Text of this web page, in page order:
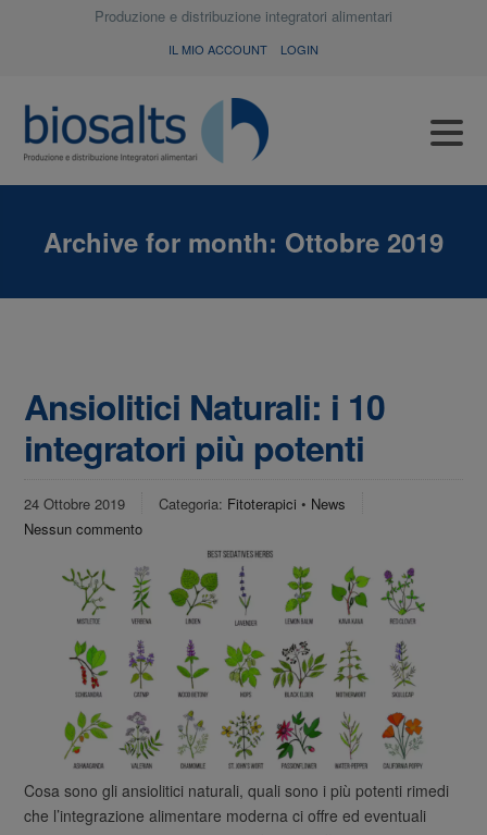
Produzione e distribuzione integratori alimentari
IL MIO ACCOUNT LOGIN
Archive for month: Ottobre 2019
Ansiolitici Naturali: i 10
integratori più potenti
24 Ottobre 2019 Categoria: Fitoterapici • News
Nessun commento
Cosa sono gli ansiolitici naturali, quali sono i più potenti rimedi
che l’integrazione alimentare moderna ci offre ed eventuali